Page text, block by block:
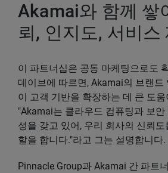
Akamai와 함께 쌓
뢰, 인지도, 서비스
이 파트너십은 공동 마케팅으로도
데이브에 따르면, Akamai의 브랜드
이 고객 기반을 확장하는 데 큰 도
"Akamai는 클라우드 컴퓨팅과 보
성을 갖고 있어, 우리 회사의 신뢰
할을 합니다."라고 그는 설명합니다.
Pinnacle Group과 Akamai 간 파트